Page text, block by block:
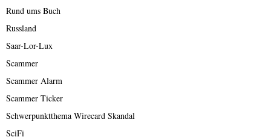
Rund ums Buch
Russland
Saar-Lor-Lux
Scammer
Scammer Alarm
Scammer Ticker
Schwerpunktthema Wirecard Skandal
SciFi